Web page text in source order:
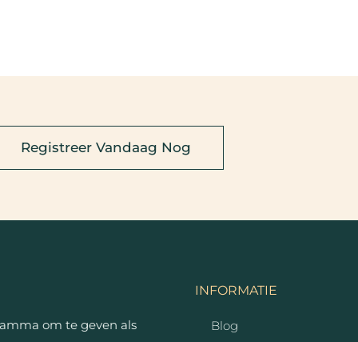
Registreer Vandaag Nog
om te geven als
INFORMATIE
Blog